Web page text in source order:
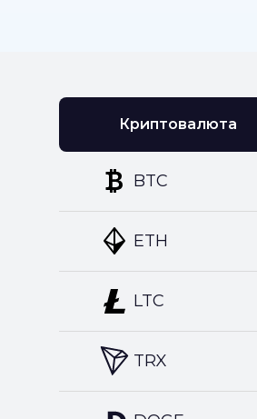
Криптовалюта
BTC
ETH
LTC
TRX